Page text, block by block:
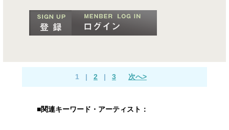
1| 2| 3 次へ>
■関連キーワード・アーティスト：